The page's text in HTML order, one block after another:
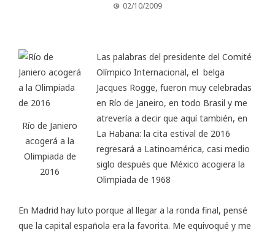
02/10/2009
Río de Janiero
acogerá a la
Olimpiada de
2016
Las palabras del presidente del Comité
Olímpico Internacional, el belga
Jacques Rogge, fueron muy celebradas
en Río de Janeiro, en todo Brasil y me
atrevería a decir que aquí también, en
La Habana: la cita estival de 2016
regresará a Latinoamérica, casi medio
siglo después que México acogiera la
Olimpiada de 1968
En Madrid hay luto porque al llegar a la ronda final, pensé
que la capital española era la favorita. Me equivoqué y me